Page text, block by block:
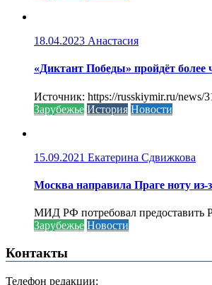
18.04.2023 Анастасия
«Диктант Победы» пройдёт более
Источник: https://russkiymir.ru/news/
Зарубежье История Новости
15.09.2021 Екатерина Сдвижкова
Москва направила Праге ноту из-
МИД РФ потребовал предоставить
Зарубежье Новости
Контакты
Телефон редакции: